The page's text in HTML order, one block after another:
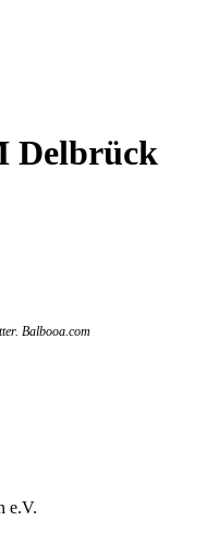
Delbrück
Balbooa.com
e.V.